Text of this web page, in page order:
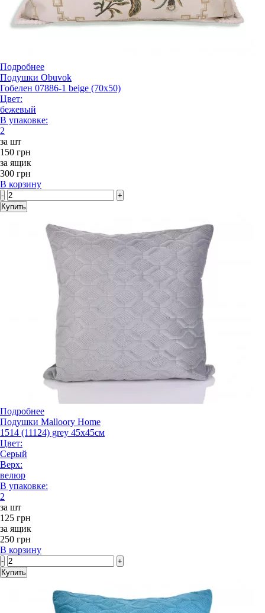
Подробнее
Подушки Obuvok
Гобелен 07886-1 beige (70x50)
Цвет:
бежевый
В упаковке:
2
за шт
150 грн
за ящик
300 грн
В корзину
-
+
Купить
Подробнее
Подушки Malloory Home
1514 (11124) grey 45x45см
Цвет:
Серый
Верх:
велюр
В упаковке:
2
за шт
125 грн
за ящик
250 грн
В корзину
-
+
Купить